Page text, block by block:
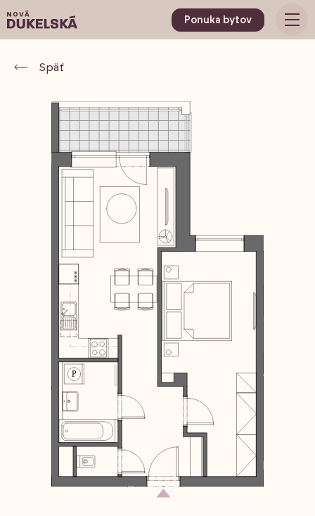
Ponuka bytov
Späť